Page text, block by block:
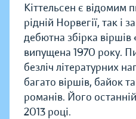
Кіттельсен є відомим
рідній Норвегії, так і
дебютна збірка
випущена 1970 року.
безліч літературних
багато віршів, байок
романів. Його
2013 році.